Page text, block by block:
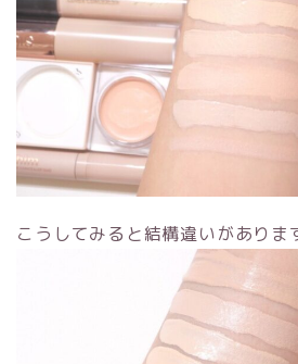
こうしてみると結構違いがありま